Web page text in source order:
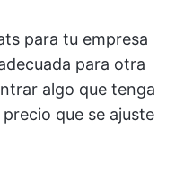
para tu empresa
para otra
algo que tenga
que se ajuste